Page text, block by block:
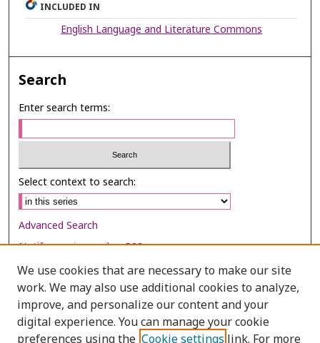
INCLUDED IN
English Language and Literature Commons
Search
Enter search terms:
Select context to search:
Advanced Search
Notify me via email orRSS
Browse
Collections
Disciplines
We use cookies that are necessary to make our site
work. We may also use additional cookies to analyze,
improve, and personalize our content and your
digital experience. You can manage your cookie
preferences using the Cookie settings link. For more